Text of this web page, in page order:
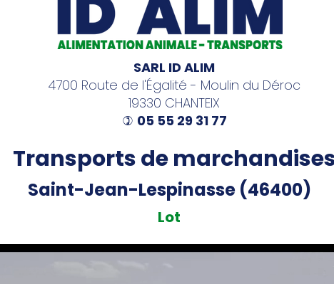
SARL ID ALIM
4700 Route de l'Égalité - Moulin du Déroc
19330 CHANTEIX
) 05 55 29 31 77
Transports de
Saint-Jean-Lespinasse (46400)
Lot